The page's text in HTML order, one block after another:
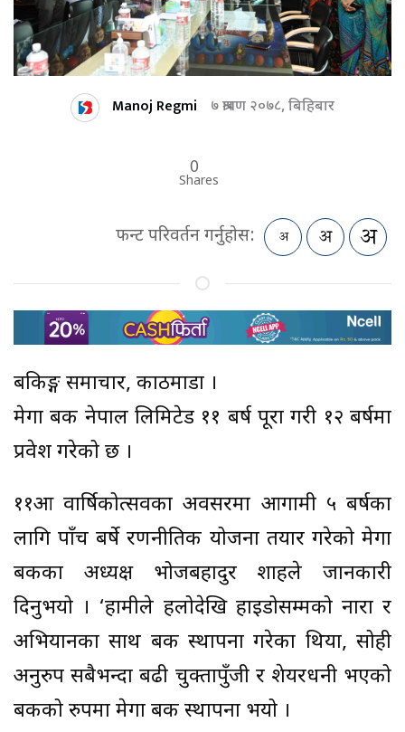
Manoj Regmi ७ श्रावण २०७८, बिहिबार
0
Shares
फन्ट परिवर्तन गर्नुहोस:
बैंकिङ्ग समाचार, काठमाडौं ।
मेगा बैंक नेपाल लिमिटेड ११ बर्ष पूरा गरी १२ बर्षमा
प्रवेश गरेको छ ।
११औं वार्षिकोत्सवका अवसरमा आगामी ५ बर्षका
लागि पाँच बर्षे रणनीतिक योजना तयार गरेको मेगा
बैंकका अध्यक्ष भोजबहादुर शाहले जानकारी
दिनुभयो । ‘हामीले हलोदेखि हाइडोसम्मको नारा र
अभियानका साथ बैंक स्थापना गरेका थियौं, सोही
अनुरुप सबैभन्दा बढी चुक्तापुँजी र शेयरधनी भएको
बैंकको रुपमा मेगा बैंक स्थापना भयो ।